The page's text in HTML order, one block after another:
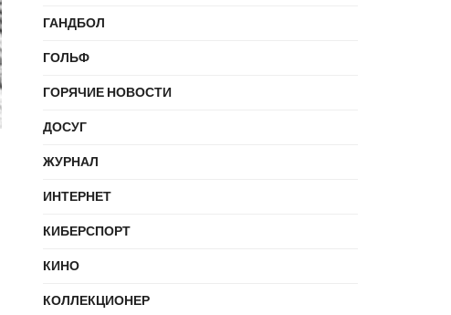
ГАНДБОЛ
ГОЛЬФ
ГОРЯЧИЕ НОВОСТИ
ДОСУГ
ЖУРНАЛ
ИНТЕРНЕТ
КИБЕРСПОРТ
КИНО
КОЛЛЕКЦИОНЕР